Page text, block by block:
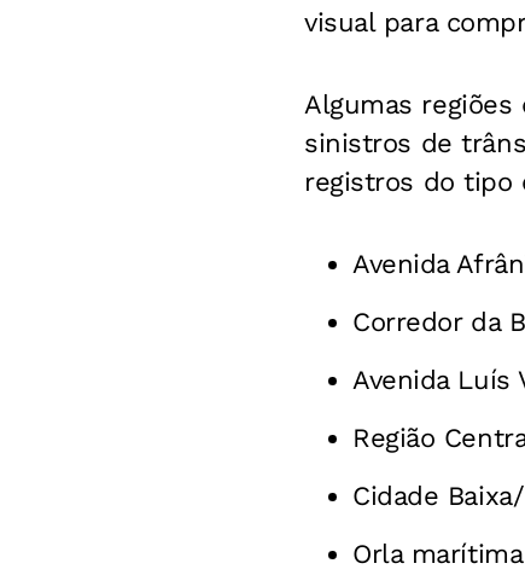
visual para
Algumas regiões
sinistros de
registros do tipo
Avenida
Corredor da
Avenida Luís
Região
Cidade
Orla marítima